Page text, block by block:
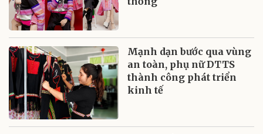
Mạnh dạn bước qua vùng
an toàn, phụ nữ DTTS
thành công phát triển
kinh tế